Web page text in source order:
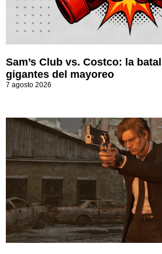
Sam’s Club vs. Costco: la
gigantes del mayoreo
7 agosto 2026